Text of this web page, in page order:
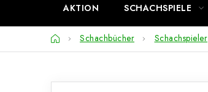
AKTION SCHACHSPIELE
StartseiteSchachbücher Schachspieler